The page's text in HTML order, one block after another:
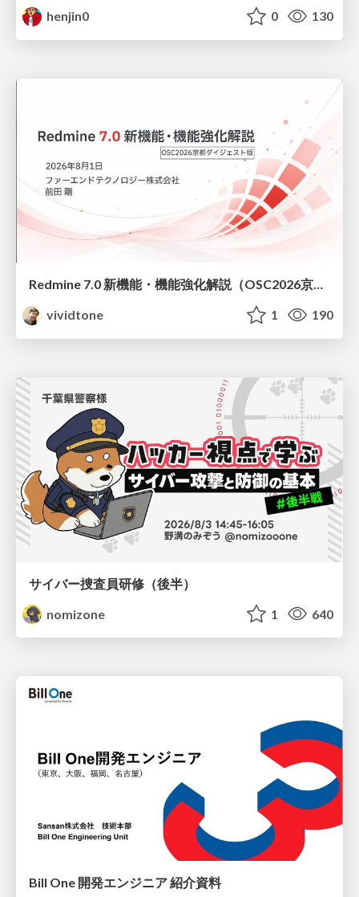
henjin0 0 130
Redmine 7.0 新機能・機能強化解説（OSC2026京都ダイジェスト版）
vividtone
1 190
サイバー捜査員研修（後半）
nomizone
1 640
Bill One 開発エンジニア 紹介資料